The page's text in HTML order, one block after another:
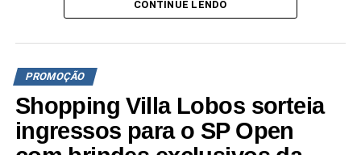
de forma consistente, a comunicação também precisa
Família Café Evolutto transforma uma promoção de
robusta, que amplia a presença da marca e a torna cada
vez mais relevante no mercado brasileiro”, destaca
Astério Segundo,CEO da agência 35.
CONTINUE LENDO
PROMOÇÃO
Shopping Villa Lobos sorteia
ingressos para o SP Open